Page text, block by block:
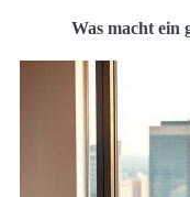
Was macht ein